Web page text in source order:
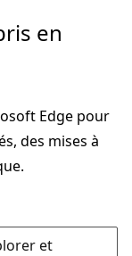
en
Edge pour
des mises à
et